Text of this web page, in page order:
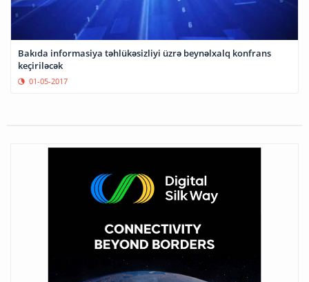
Bakıda informasiya təhlükəsizliyi üzrə beynəlxalq konfrans
keçiriləcək
01-05-2017